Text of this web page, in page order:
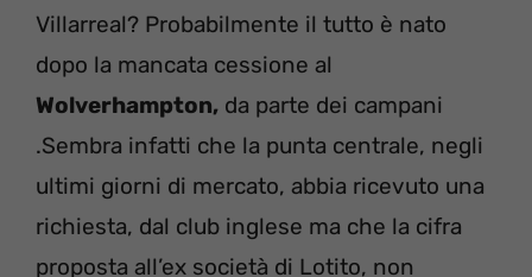
Villarreal? Probabilmente il tutto è nato
dopo la mancata cessione al
Wolverhampton, da parte dei campani
.Sembra infatti che la punta centrale, negli
ultimi giorni di mercato, abbia ricevuto una
richiesta, dal club inglese ma che la cifra
proposta all’ex società di Lotito, non